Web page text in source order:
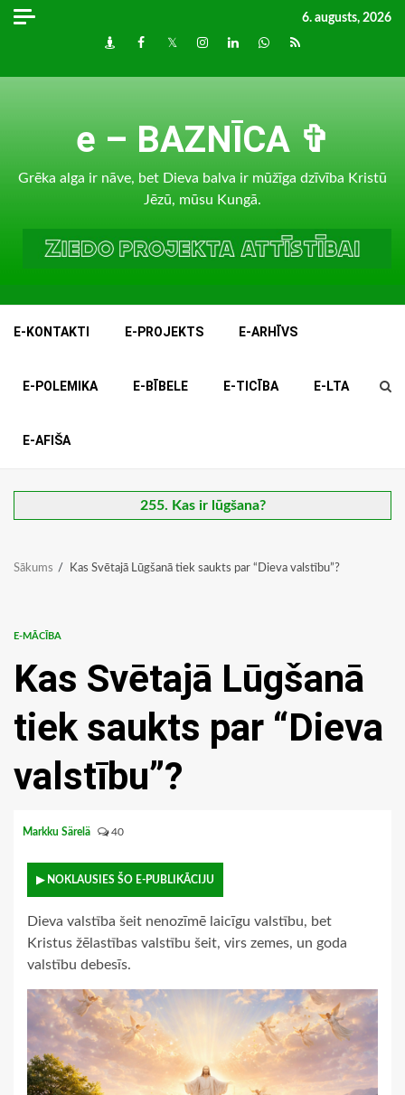
Skip
6. augusts, 2026
DraugiemFacebook
TwitterInstagram
LinkedInwhatsapp
RSS
e – BAZNĪCA ✞
Grēka alga ir nāve, bet Dieva balva ir mūžīga dzīvība Kristū
Jēzū, mūsu Kungā.
E-KONTAKTI E-PROJEKTS E-ARHĪVS
E-POLEMIKA E-BĪBELE E-TICĪBA E-LTA
E-AFIŠA
255. Kas ir lūgšana?
Sākums Kas Svētajā Lūgšanā tiek saukts par “Dieva valstību”?
E-MĀCĪBA
Kas Svētajā Lūgšanā
tiek saukts par “Dieva
valstību”?
Markku Särelä 40
▶ NOKLAUSIES ŠO E-PUBLIKĀCIJU
Dieva valstība šeit nenozīmē laicīgu valstību, bet
Kristus žēlastības valstību šeit, virs zemes, un goda
valstību debesīs.